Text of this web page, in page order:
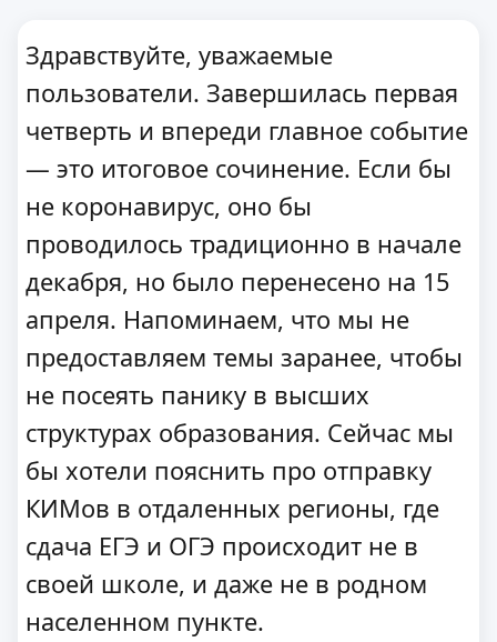
Здравствуйте, уважаемые
пользователи. Завершилась первая
четверть и впереди главное событие
— это итоговое сочинение. Если бы
не коронавирус, оно бы
проводилось традиционно в начале
декабря, но было перенесено на 15
апреля. Напоминаем, что мы не
предоставляем темы заранее, чтобы
не посеять панику в высших
структурах образования. Сейчас мы
бы хотели пояснить про отправку
КИМов в отдаленных регионы, где
сдача ЕГЭ и ОГЭ происходит не в
своей школе, и даже не в родном
населенном пункте.